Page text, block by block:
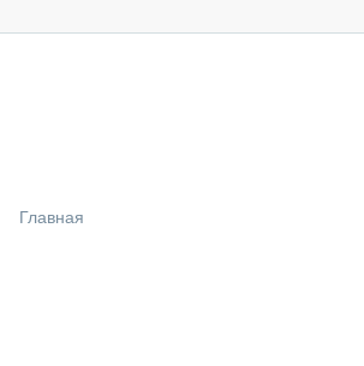
Главная